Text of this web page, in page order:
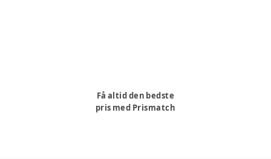
Få altid den bedste
pris med Prismatch